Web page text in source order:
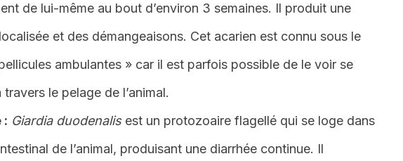
de lui-même au bout d’environ 3 semaines. Il produit une
et des démangeaisons. Cet acarien est connu sous le
ambulantes » car il est parfois possible de le voir se
le pelage de l’animal.
: Giardia duodenalisest un protozoaire flagellé qui se loge dans
de l’animal, produisant une diarrhée continue. Il